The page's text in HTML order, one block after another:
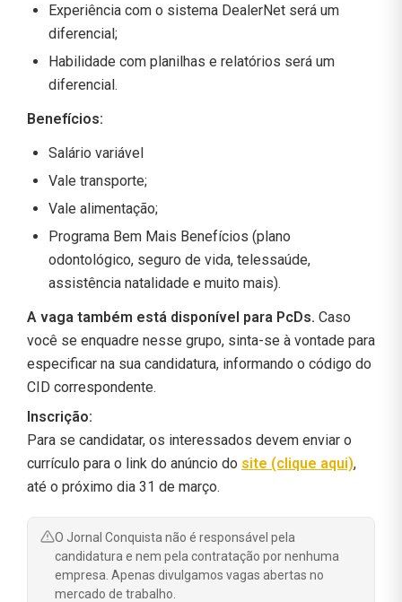
Experiência com o sistema DealerNet será um
diferencial;
Habilidade com planilhas e relatórios será um
diferencial.
Benefícios:
Salário variável
Vale transporte;
Vale alimentação;
Programa Bem Mais Benefícios (plano
odontológico, seguro de vida, telessaúde,
assistência natalidade e muito mais).
A vaga também está disponível para PcDs. Caso
você se enquadre nesse grupo, sinta-se à vontade para
especificar na sua candidatura, informando o código do
CID correspondente.
Inscrição:
Para se candidatar, os interessados devem enviar o
currículo para o link do anúncio do site (clique aqui),
até o próximo dia 31 de março.
O Jornal Conquista não é responsável pela
candidatura e nem pela contratação por nenhuma
empresa. Apenas divulgamos vagas abertas no
mercado de trabalho.